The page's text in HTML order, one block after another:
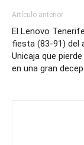
Artículo anterior
El Lenovo
fiesta (83-91) del
Unicaja que
en una gran